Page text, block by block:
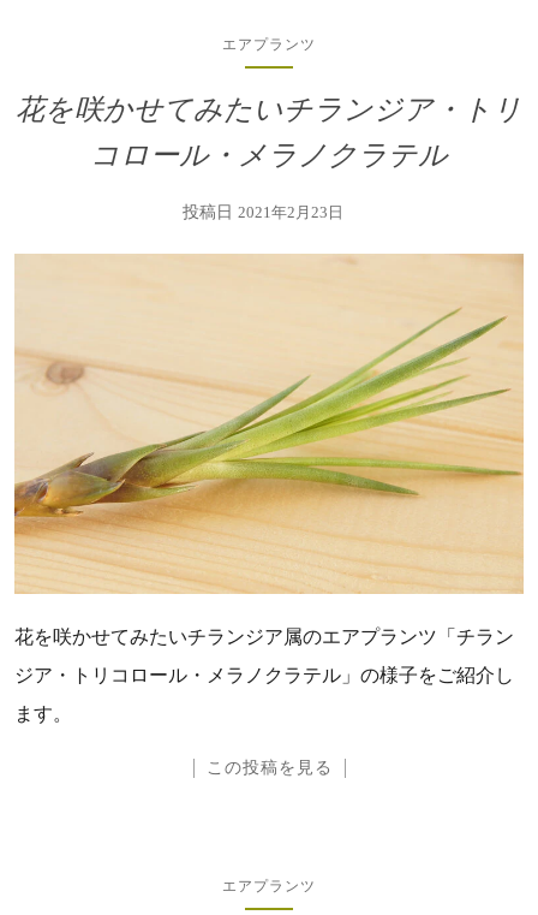
エアプランツ
花を咲かせてみたいチランジア・トリ
コロール・メラノクラテル
投稿日 2021年2月23日
花を咲かせてみたいチランジア属のエアプランツ「チラン
ジア・トリコロール・メラノクラテル」の様子をご紹介し
ます。
この投稿を見る
エアプランツ